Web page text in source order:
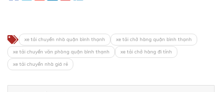
xe tải chuyển nhà quận bình thạnh
xe tải chở hàng quận bình thạnh
xe tải chuyển văn phòng quận bình thạnh
xe tải chở hàng đi tỉnh
xe tải chuyển nhà giá rẻ